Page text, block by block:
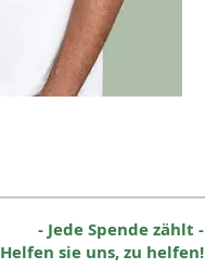
- Jede Spende zählt -
Helfen sie uns, zu helfen!